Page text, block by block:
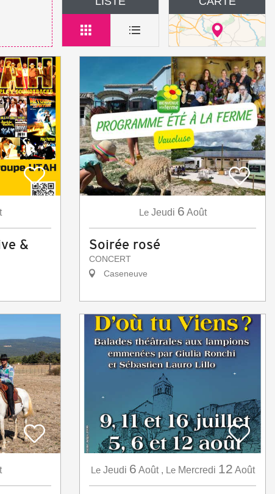
&
Le Jeudi 6 Août
Soirée rosé
CONCERT
Caseneuve
Le Jeudi 6 Août, Le Mercredi 12 Août